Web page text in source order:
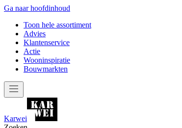
Ga naar hoofdinhoud
Toon hele assortiment
Advies
Klantenservice
Actie
Wooninspiratie
Bouwmarkten
Karwei